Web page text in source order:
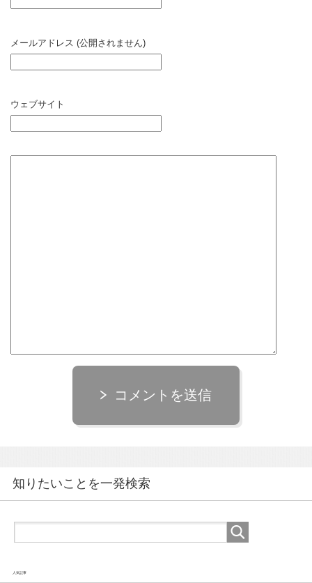
メールアドレス (公開されません)
ウェブサイト
コメントを送信
知りたいことを一発検索
人気記事